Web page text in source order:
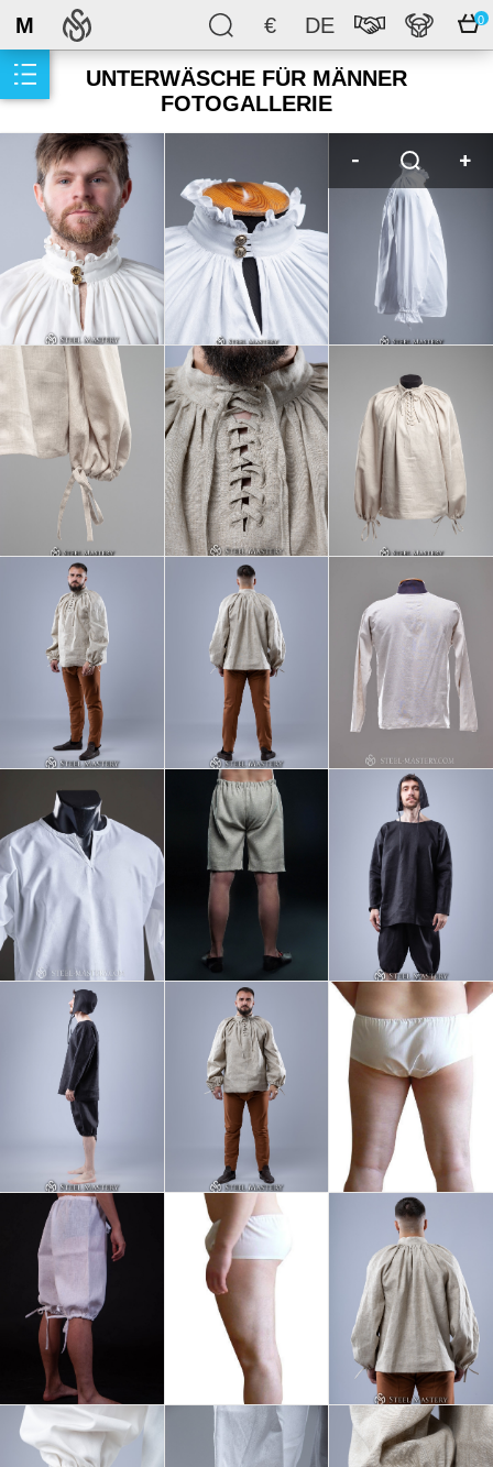
€ DE 0
M
UNTERWÄSCHE FÜR MÄNNER
FOTOGALLERIE